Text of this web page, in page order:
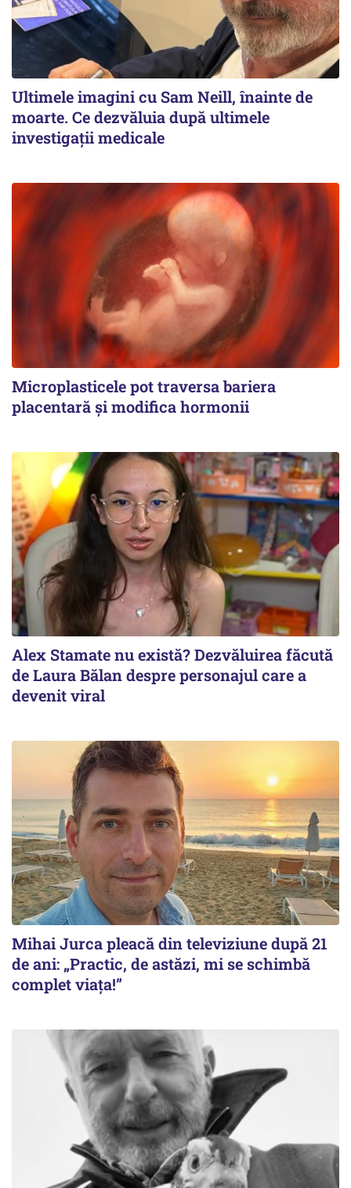
Ultimele imagini cu Sam Neill, înainte de
moarte. Ce dezvăluia după ultimele
investigații medicale
Microplasticele pot traversa bariera
placentară și modifica hormonii
Alex Stamate nu există? Dezvăluirea făcută
de Laura Bălan despre personajul care a
devenit viral
Mihai Jurca pleacă din televiziune după 21
de ani: „Practic, de astăzi, mi se schimbă
complet viața!”